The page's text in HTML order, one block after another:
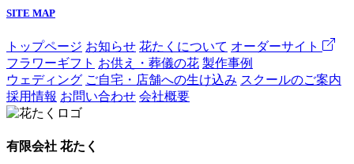
SITE MAP
トップページ お知らせ 花たくについて オーダーサイト
フラワーギフト お供え・葬儀の花 製作事例
ウェディング ご自宅・店舗への生け込み スクールのご案内
採用情報 お問い合わせ 会社概要
有限会社 花たく